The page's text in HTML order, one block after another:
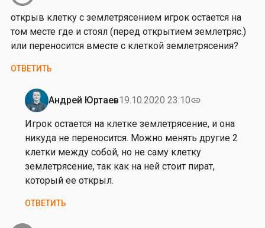
н
д
р
Н
и
о
л
а
е
в
открыв клетку с землетрясением игрок остается на
том месте где и стоял (перед открытием землетряс.)
или переносится вместе с клеткой землетрясения?
ОТВЕТИТЬ
Андрей Юртаев19.10.2020 23:10link
Ответ
на
от
Д
е
н
с
Игрок остается на клетке землетрясение, и она
никуда не переносится. Можно менять другие 2
клетки между собой, но не саму клетку
землетрясение, так как на ней стоит пират,
который ее открыл.
ОТВЕТИТЬ